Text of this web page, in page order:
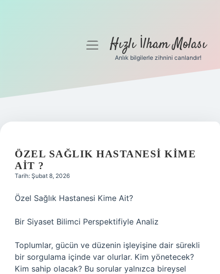
Gizlilik Politikası
Yasal Uyarı
menüyüHızlı İlham Molası
Anlık bilgilerle zihnini canlandır!
ÖZEL SAĞLIK HASTANESI KIME
AIT ?
Tarih: Şubat 8, 2026
Özel Sağlık Hastanesi Kime Ait?
Bir Siyaset Bilimci Perspektifiyle Analiz
Toplumlar, gücün ve düzenin işleyişine dair sürekli
bir sorgulama içinde var olurlar. Kim yönetecek?
Kim sahip olacak? Bu sorular yalnızca bireysel